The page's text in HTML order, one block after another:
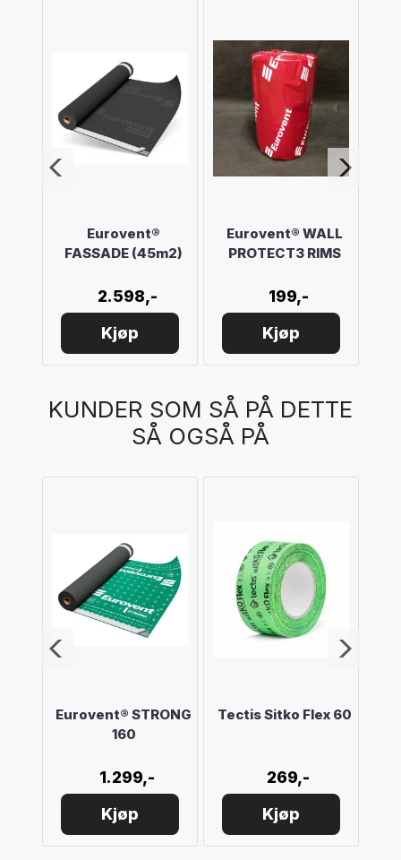
Eurovent®
FASSADE (45m2)
2.598,-
Kjøp
Eurovent® WALL
PROTECT3 RIMS
199,-
Kjøp
KUNDER SOM SÅ PÅ DETTE
SÅ OGSÅ PÅ
Eurovent® STRONG
160
1.299,-
Kjøp
Tectis Sitko Flex 60
269,-
Kjøp